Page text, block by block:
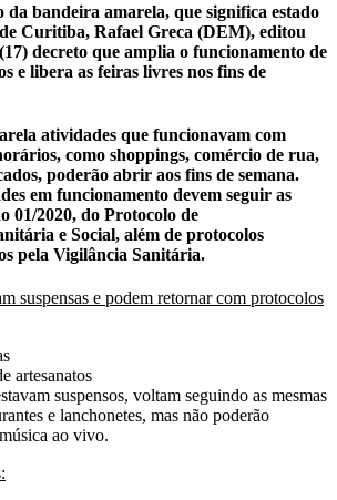
da bandeira amarela, que significa estado
Curitiba, Rafael Greca (DEM), editou
decreto que amplia o funcionamento de
e libera as feiras livres nos fins de
atividades que funcionavam com
como shoppings, comércio de rua,
poderão abrir aos fins de semana.
em funcionamento devem seguir as
01/2020, do Protocolo de
e Social, além de protocolos
pela Vigilância Sanitária.
suspensas e podem retornar com protocolos
artesanatos
suspensos, voltam seguindo as mesmas
e lanchonetes, mas não poderão
ao vivo.